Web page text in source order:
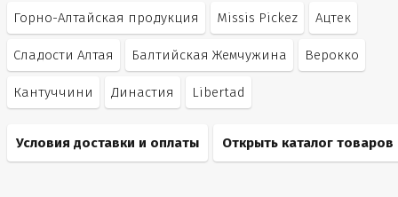
Горно-Алтайская продукция Missis Pickez Ацтек
Сладости Алтая Балтийская Жемчужина Верокко
Кантуччини Династия Libertad
Условия доставки и оплаты Открыть каталог товаров